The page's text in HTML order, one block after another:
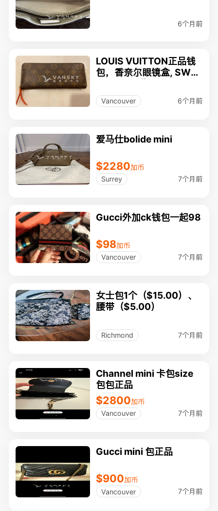
6个月前
LOUIS VUITTON正品钱
包，香奈尔眼镜盒, SWA
圆珠笔
Vancouver 6个月前
爱马仕bolide mini
$2280加币
Surrey
7个月前
Gucci外加ck钱包一起98
$98加币
Vancouver
7个月前
女士包1个（$15.00）、
腰带（$5.00）
Richmond 7个月前
Channel mini 卡包size
包包正品
$2800加币
Vancouver
7个月前
Gucci mini 包正品
$900加币
Vancouver
7个月前